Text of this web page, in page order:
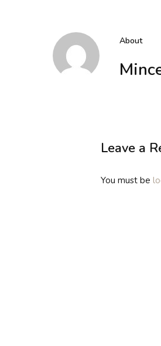
About
Leave a
You must be